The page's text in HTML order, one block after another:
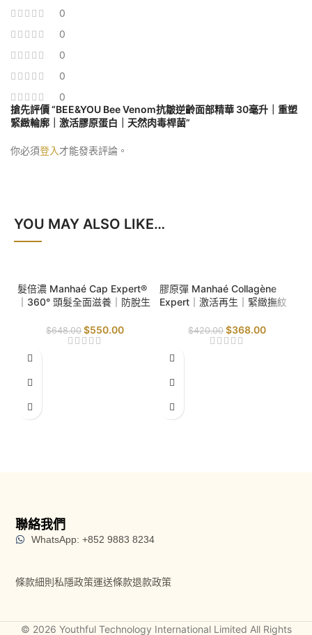
0
0
0
0
0
搶先評價 “BEE&YOU Bee Venom抗皺逆齡面部精華 30毫升｜重塑
緊緻輪廓｜激活膠原蛋白｜天然肉毒桿菌”
你必須登入 才能發表評論。
YOU MAY ALSO LIKE…
髮倍濃 Manhaé Cap Expert®
｜360° 頭髮全面滋養｜防脫生
$648.00 $550.00
膠原彈 Manhaé Collagène
Expert｜激活再生｜緊緻撫紋
$420.00 $368.00
聯絡我們
WhatsApp: +852 9883 8234
條款細則私隱政策運送條款退款政策
© 2026 Youthful Technology International Limited All Rights